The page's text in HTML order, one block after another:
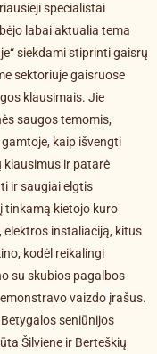
specialistai
labai aktualia tema
siekdami stiprinti gaisrų
sektoriuje gaisruose
klausimais. Jie
saugos temomis,
kaip išvengti
klausimus ir patarė
ir saugiai elgtis
tinkamą kietojo kuro
instaliaciją, kitus
kodėl reikalingi
su skubios pagalbos
vaizdo įrašus.
seniūnijos
Šilviene ir Berteškių